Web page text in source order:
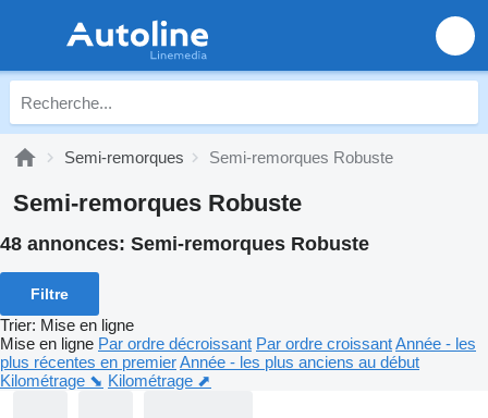
Semi-remorques Semi-remorques Robuste
Semi-remorques Robuste
48 annonces: Semi-remorques Robuste
Filtre
Trier: Mise en ligne
Mise en ligne Par ordre décroissant Par ordre croissantAnnée - les
plus récentes en premierAnnée - les plus anciens au début
Kilométrage ⬊ Kilométrage ⬈